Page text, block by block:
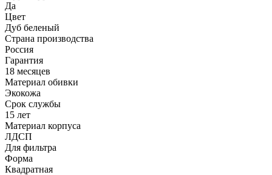
Да
Цвет
Дуб беленый
Страна производства
Россия
Гарантия
18 месяцев
Материал обивки
Экокожа
Срок службы
15 лет
Материал корпуса
ЛДСП
Для фильтра
Форма
Квадратная